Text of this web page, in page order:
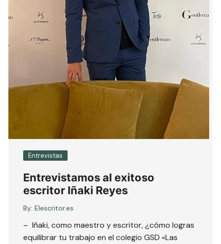
Entrevistas
Entrevistamos al exitoso
escritor Iñaki Reyes
By: Elescritor.es
– Iñaki, como maestro y escritor, ¿cómo logras
equilibrar tu trabajo en el colegio GSD «Las